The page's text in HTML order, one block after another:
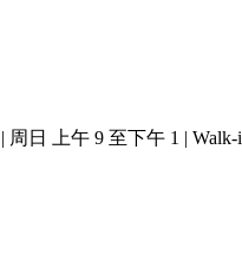
日 上午 9 至下午 1 | Walk-